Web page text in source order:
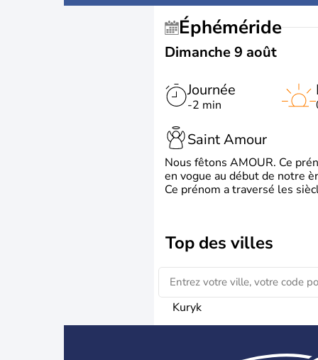
Éphéméride
Dimanche 9 août
Journée
-2 min
Saint Amour
Nous fêtons AMOUR. Ce
en vogue au début de notre
Ce prénom a traversé les
Top des villes
Kuryk